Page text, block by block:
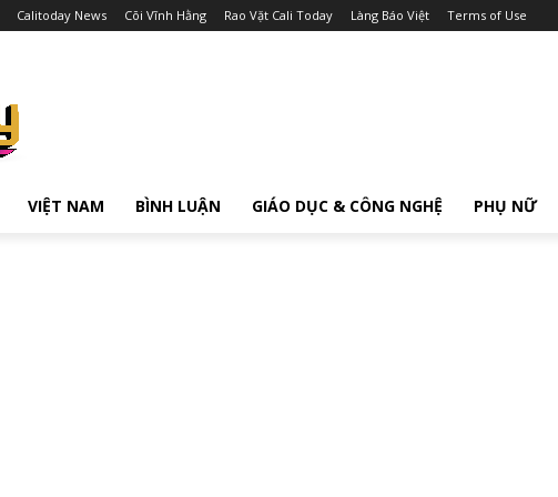
Calitoday News Cõi Vĩnh Hằng Rao Vặt Cali Today Làng Báo Việt Terms of Use
VIỆT NAM BÌNH LUẬN GIÁO DỤC & CÔNG NGHỆ PHỤ NỮ